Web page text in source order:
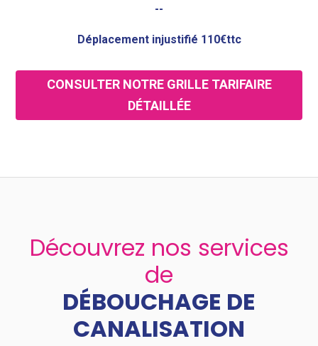
--
Déplacement injustifié 110€ttc
CONSULTER NOTRE GRILLE TARIFAIRE
DÉTAILLÉE
Découvrez nos services
de
DÉBOUCHAGE DE
CANALISATION